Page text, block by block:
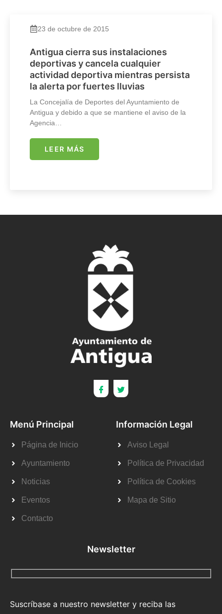
23 de octubre de 2015
Antigua cierra sus instalaciones
deportivas y cancela cualquier
actividad deportiva mientras persista
la alerta por fuertes lluvias
La Concejalía de Deportes del Ayuntamiento de
Antigua y debido a que se mantiene el aviso de la
Agencia…
LEER MÁS
Menú Principal
Página de Inicio
Ayuntamiento
Noticias
Eventos
Contacto
Información Legal
Aviso Legal
Política de Privacidad
Política de Cookies
Mapa de Sitio
Newsletter
Suscríbase a nuestro newsletter y reciba las